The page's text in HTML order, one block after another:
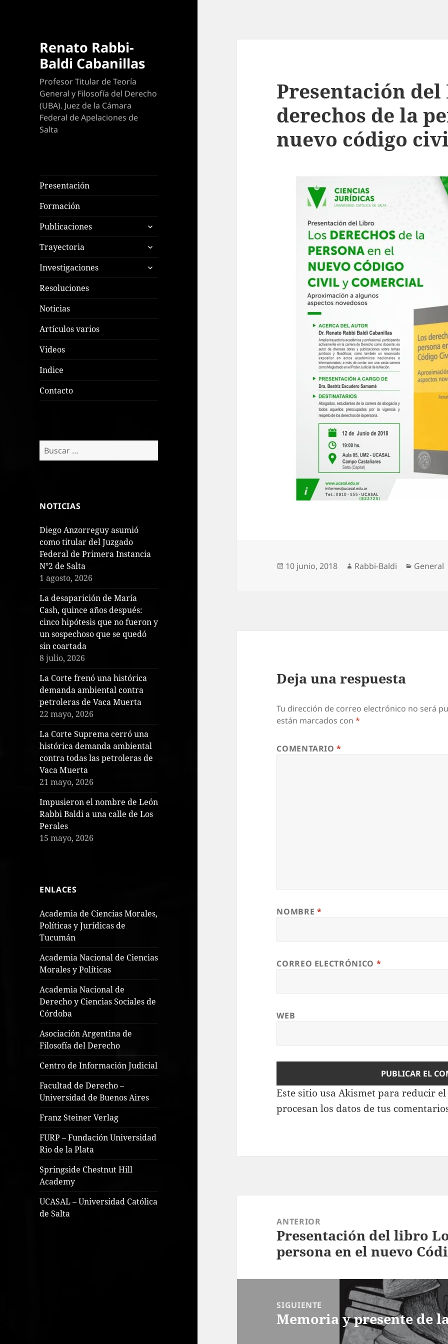
Renato Rabbi-
Baldi Cabanillas
Profesor Titular de Teoría
General y Filosofía del Derecho
(UBA). Juez de la Cámara
Federal de Apelaciones de
Salta
Presentación
Formación
Publicaciones
expande
el
menú
inferior
Trayectoria
expande
el
menú
inferior
Investigaciones
expande
el
inferior
Resoluciones
Noticias
Artículos varios
Videos
Indice
Contacto
Buscar:
NOTICIAS
Diego Anzorreguy asumió
como titular del Juzgado
Federal de Primera Instancia
N°2 de Salta
1 agosto, 2026
La desaparición de María
Cash, quince años después:
cinco hipótesis que no fueron y
un sospechoso que se quedó
sin coartada
8 julio, 2026
La Corte frenó una histórica
demanda ambiental contra
petroleras de Vaca Muerta
22 mayo, 2026
La Corte Suprema cerró una
histórica demanda ambiental
contra todas las petroleras de
Vaca Muerta
21 mayo, 2026
Impusieron el nombre de León
Rabbi Baldi a una calle de Los
Perales
15 mayo, 2026
ENLACES
Academia de Ciencias Morales,
Políticas y Jurídicas de
Tucumán
Academia Nacional de Ciencias
Morales y Políticas
Academia Nacional de
Derecho y Ciencias Sociales de
Córdoba
Asociación Argentina de
Filosofía del Derecho
Centro de Información Judicial
Facultad de Derecho –
Universidad de Buenos Aires
Franz Steiner Verlag
FURP – Fundación Universidad
Rio de la Plata
Springside Chestnut Hill
Academy
UCASAL – Universidad Católica
de Salta
Presentación
derechos de la
nuevo código
Publicado
10 junio, 2018 Autor
Rabbi-Baldi General
Deja una respuesta
Tu dirección de correo electrónico no será
están marcados con*
COMENTARIO*
NOMBRE *
CORREO ELECTRÓNICO *
WEB
Este sitio usa Akismet para reducir
procesan los datos de tus
entradas
ANTERIOR
Entrada
anterior:
Presentación del libro
persona en el nuevo
SIGUIENTE
Entrada
Memoria y presente de